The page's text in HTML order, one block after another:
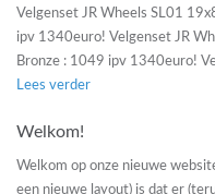
Velgenset JR Wheels SL01
ipv 1340euro! Velgenset JR
Bronze : 1049 ipv 1340euro!
Lees verder
Welkom!
Welkom op onze nieuwe
een nieuwe layout) is dat er